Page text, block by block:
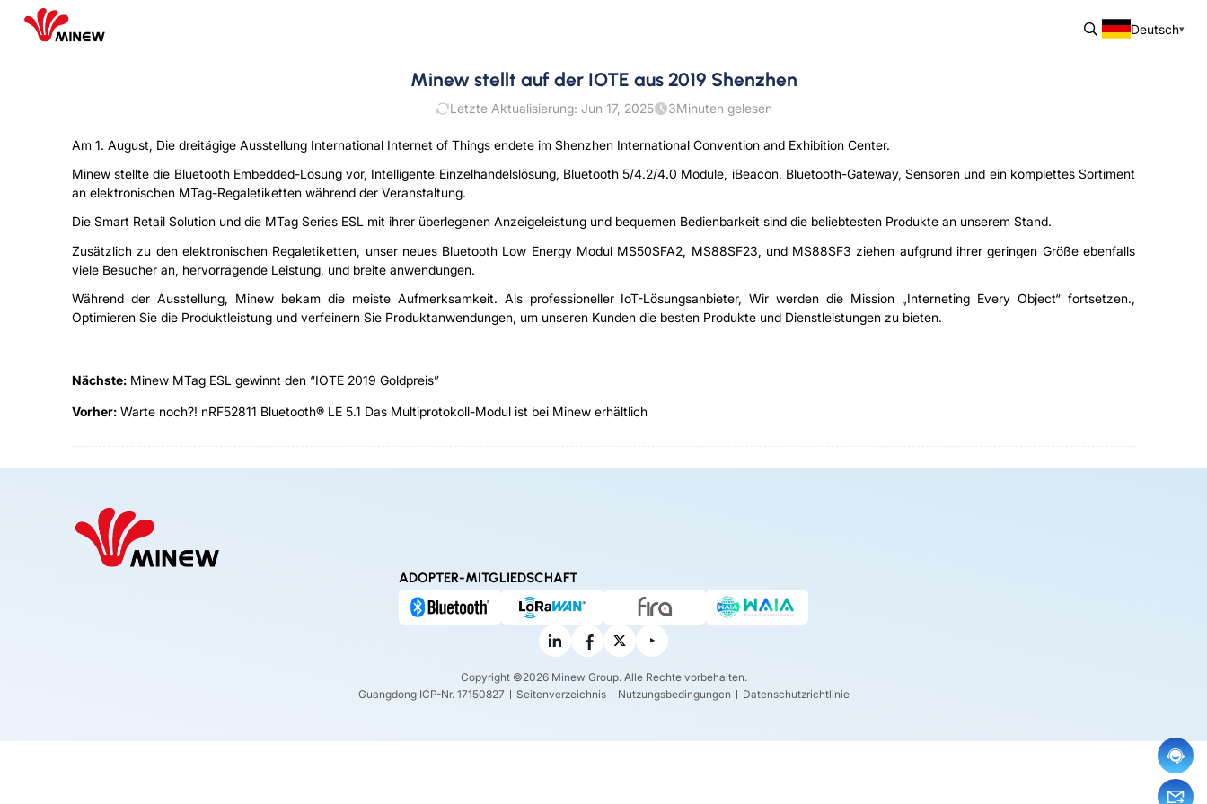
Deutsch
Minew stellt auf der IOTE aus 2019 Shenzhen
Letzte Aktualisierung: Jun 17, 2025 3Minuten gelesen
Am 1. August, Die dreitägige Ausstellung International Internet of Things endete im Shenzhen International Convention and Exhibition Center.
Minew stellte die Bluetooth Embedded-Lösung vor, Intelligente Einzelhandelslösung, Bluetooth 5/4.2/4.0 Module, iBeacon, Bluetooth-Gateway, Sensoren und ein komplettes Sortiment
an elektronischen MTag-Regaletiketten während der Veranstaltung.
Die Smart Retail Solution und die MTag Series ESL mit ihrer überlegenen Anzeigeleistung und bequemen Bedienbarkeit sind die beliebtesten Produkte an unserem Stand.
Zusätzlich zu den elektronischen Regaletiketten, unser neues Bluetooth Low Energy Modul MS50SFA2, MS88SF23, und MS88SF3 ziehen aufgrund ihrer geringen Größe ebenfalls
viele Besucher an, hervorragende Leistung, und breite anwendungen.
Während der Ausstellung, Minew bekam die meiste Aufmerksamkeit. Als professioneller IoT-Lösungsanbieter, Wir werden die Mission „Interneting Every Object“ fortsetzen.,
Optimieren Sie die Produktleistung und verfeinern Sie Produktanwendungen, um unseren Kunden die besten Produkte und Dienstleistungen zu bieten.
Nächste: Minew MTag ESL gewinnt den “IOTE 2019 Goldpreis”
Vorher: Warte noch?! nRF52811 Bluetooth® LE 5.1 Das Multiprotokoll-Modul ist bei Minew erhältlich
ADOPTER-MITGLIEDSCHAFT
Copyright ©2026 Minew Group. Alle Rechte vorbehalten.
Guangdong ICP-Nr. 17150827
Seitenverzeichnis Nutzungsbedingungen Datenschutzrichtlinie